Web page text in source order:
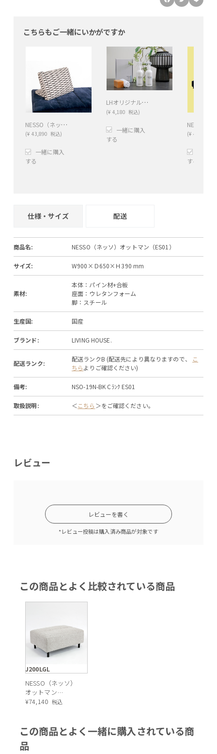
こちらもご一緒にいかがですか
NESSO（ネッソ）クッションレスト *
(¥ 43,890 税込)
一緒に購入
する
LHオリジナル テキスタイルケアキット ナチュラルファーバー
(¥ 4,180 税込)
一緒に購入
する
(¥ 479,600
する
仕様・サイズ 配送
商品名: NESSO（ネッソ）オットマン（ES01）
サイズ: W900×Ｄ650×Ｈ390 mm
素材:
本体：パイン材+合板
座面：ウレタンフォーム
脚：スチール
生産国: 国産
ブランド: LIVING HOUSE.
配送ランク:
配送ランクB (配送先により異なりますので、
こ
ちらよりご確認ください)
備考: NSO-19N-BK Cﾗﾝｸ ES01
取扱説明: ＜こちら ＞をご確認ください。
レビュー
レビューを書く
*レビュー投稿は購入済み商品が対象です
この商品とよく比較されている商品
J200LGL
NESSO（ネッソ）
オットマン
（J200LGL） *
¥74,140 税込
この商品とよく一緒に購入されている商
品